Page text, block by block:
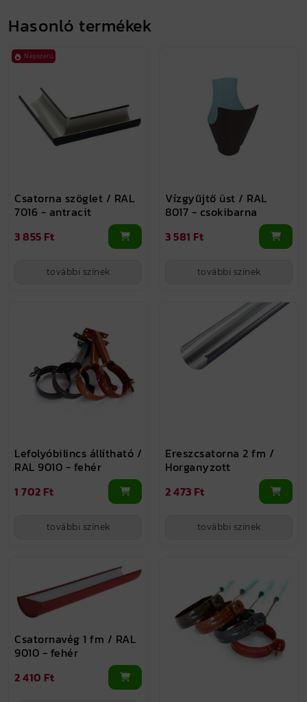
Hasonló termékek
Népszerű
Csatorna szöglet / RAL
7016 - antracit
3 855 Ft
további színek
Vízgyűjtő üst / RAL
8017 - csokibarna
3 581 Ft
további színek
Lefolyóbilincs állítható /
RAL 9010 - fehér
1 702 Ft
további színek
Ereszcsatorna 2 fm /
Horganyzott
2 473 Ft
további színek
Csatornavég 1 fm / RAL
9010 - fehér
2 410 Ft